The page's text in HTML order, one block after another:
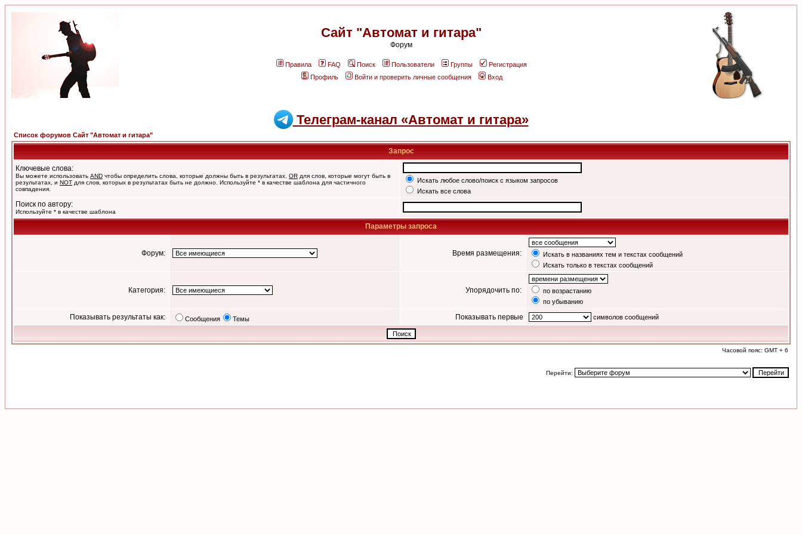
Сайт "Автомат и гитара"
Форум
Правила FAQ Поиск Пользователи Группы
Регистрация
Профиль
Войти и проверить личные сообщения Вход
Телеграм-канал «Автомат и гитара»
Список форумов Сайт "Автомат и гитара"
Запрос
Ключевые слова:
Вы можете использовать AND чтобы определить слова, которые должны быть в результатах, OR для слов, которые могут быть в
результатах, и NOT для слов, которых в результатах быть не должно. Используйте * в качестве шаблона для частичного
совпадения.
Искать любое слово/поиск с языком запросов
Искать все слова
Поиск по автору:
Используйте * в качестве шаблона
Параметры запроса
Форум: Время размещения:
Искать в названиях тем и текстах сообщений
Искать только в текстах сообщений
Категория: Упорядочить по:
по возрастанию
по убыванию
Показывать результаты как: Сообщения Темы Показывать первые символов сообщений
Часовой пояс: GMT + 6
Перейти: